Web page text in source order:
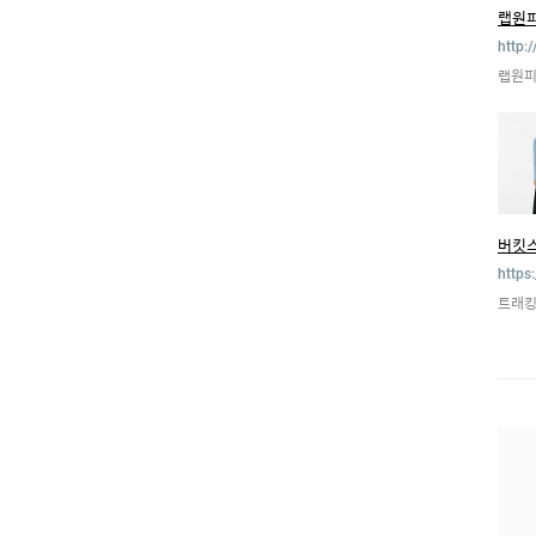
랩원
랩원
버킷
트래